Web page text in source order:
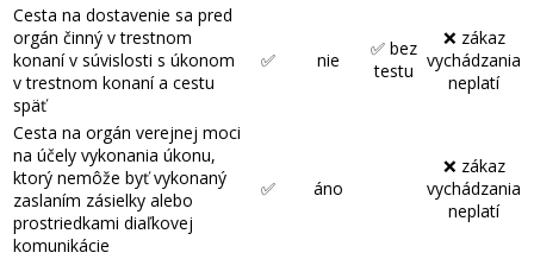
Cesta na dostavenie sa pred
orgán činný v trestnom
konaní v súvislosti s úkonom
v trestnom konaní a cestu
späť
✅ nie
✅ bez
testu
❌ zákaz
vychádzania
neplatí
Cesta na orgán verejnej moci
na účely vykonania úkonu,
ktorý nemôže byť vykonaný
zaslaním zásielky alebo
prostriedkami diaľkovej
komunikácie
✅ áno
❌ zákaz
vychádzania
neplatí